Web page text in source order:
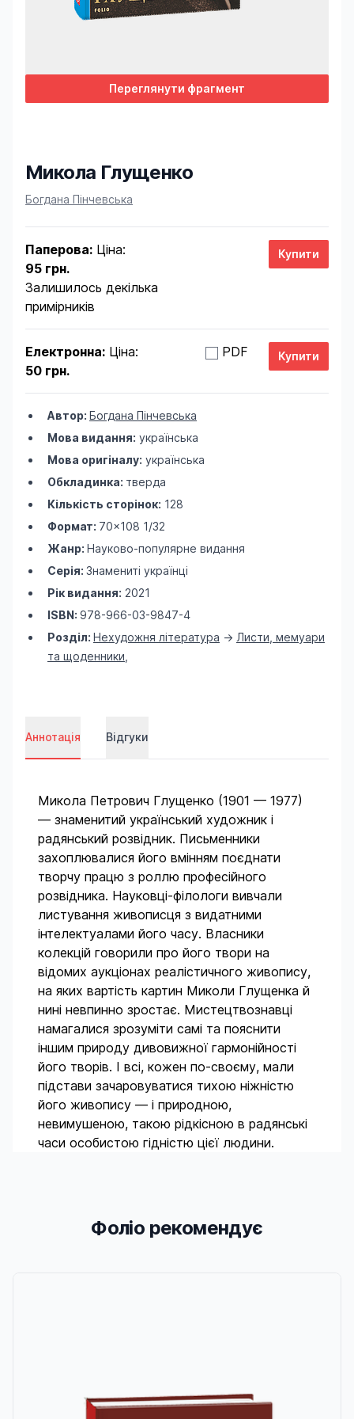
Переглянути фрагмент
Микола Глущенко
Product information
Богдана Пінчевська
Паперова: Ціна:
95 грн.
Залишилось декілька
примірників
Електронна: Ціна:
50 грн.
PDF
Автор: Богдана Пінчевська
Мова видання: українська
Мова оригіналу: українська
Обкладинка: тверда
Кількість сторінок: 128
Формат: 70×108 1/32
Жанр: Науково-популярне видання
Серія: Знамениті українці
Рік видання: 2021
ISBN: 978-966-03-9847-4
Розділ: Нехудожня література -> Листи, мемуари
та щоденники
Аннотація Відгуки
Микола Петрович Глущенко (1901 — 1977)
— знаменитий український художник і
радянський розвідник. Письменники
захоплювалися його вмінням поєднати
творчу працю з роллю професійного
розвідника. Науковці-філологи вивчали
листування живописця з видатними
інтелектуалами його часу. Власники
колекцій говорили про його твори на
відомих аукціонах реалістичного живопису,
на яких вартість картин Миколи Глущенка й
нині невпинно зростає. Мистецтвознавці
намагалися зрозуміти самі та пояснити
іншим природу дивовижної гармонійності
його творів. І всі, кожен по-своєму, мали
підстави зачаровуватися тихою ніжністю
його живопису — і природною,
невимушеною, такою рідкісною в радянські
часи особистою гідністю цієї людини.
Фоліо рекомендує